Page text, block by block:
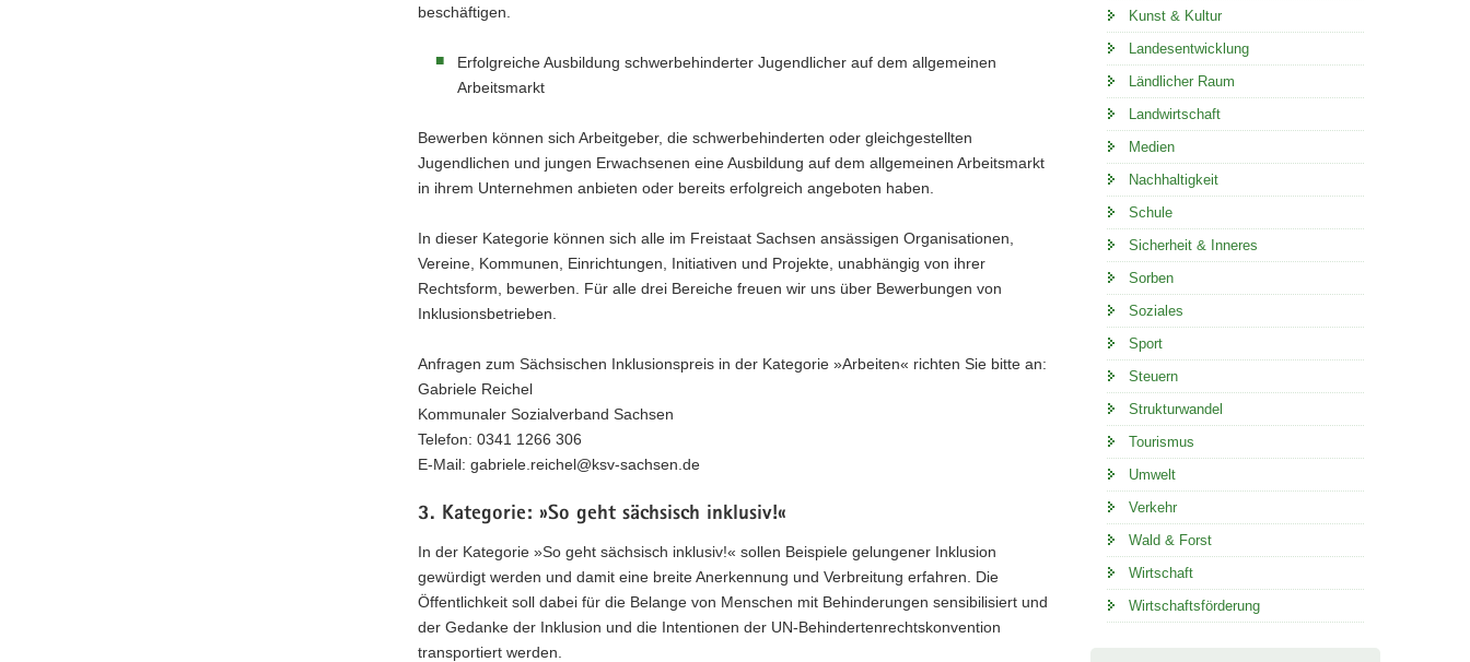
beschäftigen.
Erfolgreiche Ausbildung schwerbehinderter Jugendlicher auf dem allgemeinen
Arbeitsmarkt
Bewerben können sich Arbeitgeber, die schwerbehinderten oder gleichgestellten
Jugendlichen und jungen Erwachsenen eine Ausbildung auf dem allgemeinen Arbeitsmarkt
in ihrem Unternehmen anbieten oder bereits erfolgreich angeboten haben.
In dieser Kategorie können sich alle im Freistaat Sachsen ansässigen Organisationen,
Vereine, Kommunen, Einrichtungen, Initiativen und Projekte, unabhängig von ihrer
Rechtsform, bewerben. Für alle drei Bereiche freuen wir uns über Bewerbungen von
Inklusionsbetrieben.
Anfragen zum Sächsischen Inklusionspreis in der Kategorie »Arbeiten« richten Sie bitte an:
Gabriele Reichel
Kommunaler Sozialverband Sachsen
Telefon: 0341 1266 306
E-Mail: gabriele.reichel@ksv-sachsen.de
3. Kategorie: »So geht sächsisch inklusiv!«
In der Kategorie »So geht sächsisch inklusiv!« sollen Beispiele gelungener Inklusion
gewürdigt werden und damit eine breite Anerkennung und Verbreitung erfahren. Die
Öffentlichkeit soll dabei für die Belange von Menschen mit Behinderungen sensibilisiert und
der Gedanke der Inklusion und die Intentionen der UN-Behindertenrechtskonvention
transportiert werden.
Kunst & Kultur
Landesentwicklung
Ländlicher Raum
Landwirtschaft
Medien
Nachhaltigkeit
Schule
Sicherheit & Inneres
Sorben
Soziales
Sport
Steuern
Strukturwandel
Tourismus
Umwelt
Verkehr
Wald & Forst
Wirtschaft
Wirtschaftsförderung